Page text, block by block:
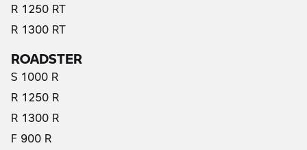
R 1250 RT
R 1300 RT
ROADSTER
S 1000 R
R 1250 R
R 1300 R
F 900 R